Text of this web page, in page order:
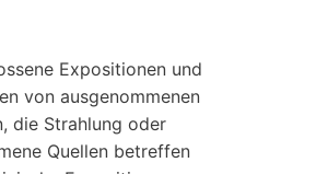
Expositionen und
von ausgenommenen
die Strahlung oder
Quellen betreffen